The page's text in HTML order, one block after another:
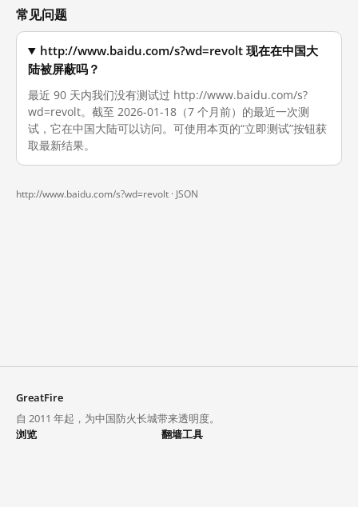
常见问题
http://www.baidu.com/s?wd=revolt 现在在中国大
陆被屏蔽吗？
最近 90 天内我们没有测试过 http://www.baidu.com/s?
wd=revolt。截至 2026-01-18（7 个月前）的最近一次测
试，它在中国大陆可以访问。可使用本页的“立即测试”按钮获
取最新结果。
http://www.baidu.com/s?wd=revolt · JSON
GreatFire
自 2011 年起，为中国防火长城带来透明度。
浏览
翻墙工具